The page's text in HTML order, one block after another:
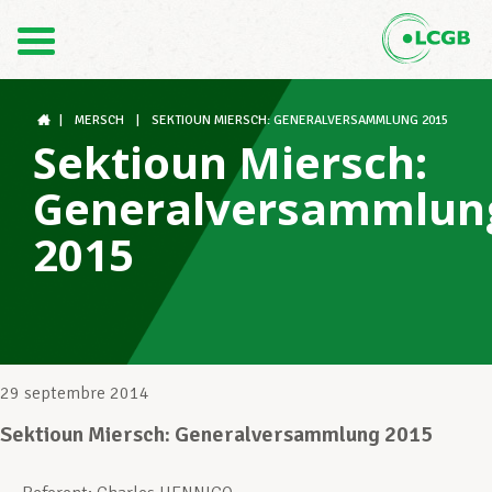
DE
Le LCGB
Structures syndicales
Assistance au Travail
MERSCH SEKTIOUN MIERSCH: GENERALVERSAMMLUNG 2015
Sektioun Miersch:
2015
29 septembre 2014
Sektioun Miersch: Generalversammlung 2015